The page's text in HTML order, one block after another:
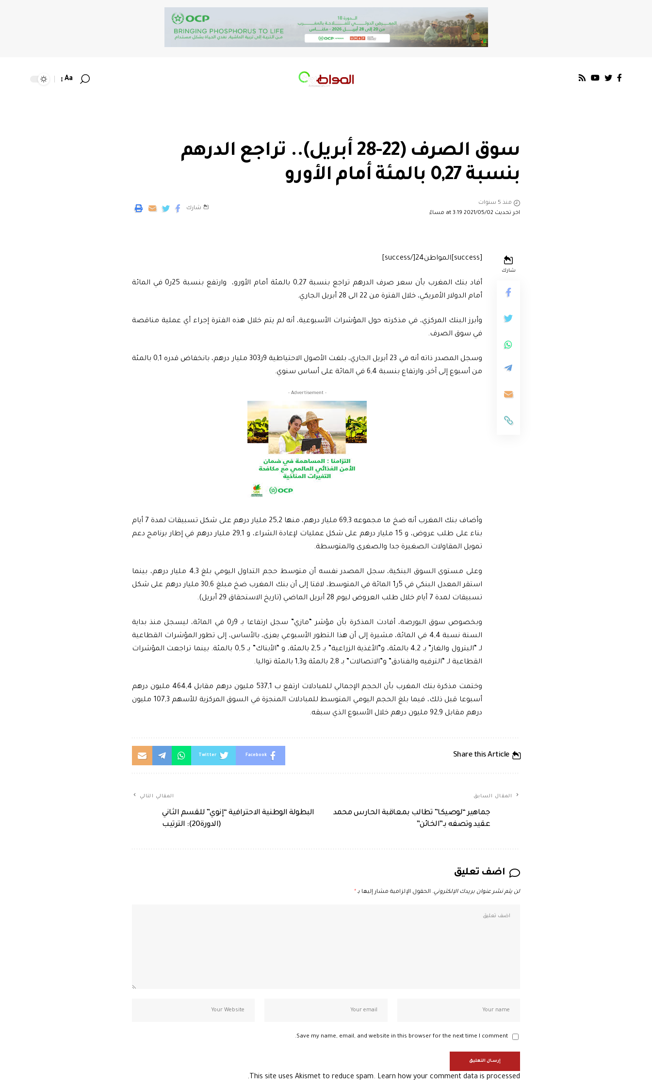
Aa
سوق الصرف (22-28 أبريل).. تراجع الدرهم
بنسبة 0,27 بالمئة أمام الأورو
اخر تحديث 2021/05/02 at 3:19 مساءً
منذ 5 سنوات
شارك
شارك
[success]المواطن24[/success]
أفاد بنك المغرب بأن سعر صرف الدرهم تراجع بنسبة 0,27 بالمئة أمام الأورو، وارتفع بنسبة 25ر0 في المائة
أمام الدولار الأمريكي، خلال الفترة من 22 الى 28 أبريل الجاري.
وأبرز البنك المركزي، في مذكرته حول المؤشرات الأسبوعية، أنه لم يتم خلال هذه الفترة إجراء أي عملية مناقصة
في سوق الصرف.
وسجل المصدر ذاته أنه في 23 أبريل الجاري، بلغت الأصول الاحتياطية 9ر303 مليار درهم، بانخفاض قدره 0,1 بالمئة
من أسبوع إلى آخر، وارتفاع بنسبة 6,4 في المائة على أساس سنوي.
- Advertisement -
وأضاف بنك المغرب أنه ضخ ما مجموعه 69,3 مليار درهم، منها 25,2 مليار درهم على شكل تسبيقات لمدة 7 أيام
بناء على طلب عروض، و 15 مليار درهم على شكل عمليات لإعادة الشراء، و 29,1 مليار درهم في إطار برنامج دعم
تمويل المقاولات الصغيرة جدا والصغرى والمتوسطة.
وعلى مستوى السوق البنكية، سجل المصدر نفسه أن متوسط حجم التداول اليومي بلغ 4,3 مليار درهم، بينما
استقر المعدل البنكي في 5ر1 المائة في المتوسط، لافتا إلى أن بنك المغرب ضخ مبلغ 30,6 مليار درهم على شكل
تسبيقات لمدة 7 أيام خلال طلب العروض ليوم 28 أبريل الماضي (تاريخ الاستحقاق 29 أبريل).
وبخصوص سوق البورصة، أفادت المذكرة بأن مؤشر “مازي” سجل ارتفاعا بـ 9ر0 في المائة، ليسجل منذ بداية
السنة نسبة 4,4 في المائة، مشيرة إلى أن هذا التطور الأسبوعي يعزى، بالأساس، إلى تطور المؤشرات القطاعية
لـ “البترول والغاز” بـ 4,2 بالمئة، و”الأغذية الزراعية” بـ 2,5 بالمئة، و “الأبناك” بـ 0,5 بالمئة. بينما تراجعت المؤشرات
القطاعية لـ “الترفيه والفنادق” و”الاتصالات” بـ 2,8 بالمئة و1,3 بالمئة تواليا.
وختمت مذكرة بنك المغرب بأن الحجم الإجمالي للمبادلات ارتفع ب 537,1 مليون درهم مقابل 464,4 مليون درهم
أسبوعا قبل ذلك، فيما بلغ الحجم اليومي المتوسط للمبادلات المنجزة في السوق المركزية للأسهم 107,3 مليون
درهم مقابل 92,9 مليون درهم خلال الأسبوع الذي سبقه.
Share this Article
Facebook
Twitter
المقال السابق
جماهير “لوصيكا” تطالب بمعاقبة الحارس محمد
عقيد وتصفه بـ”الخائن”
المقالي التالي
البطولة الوطنية الاحترافية “إنوي” للقسم الثاني
(الدورة20): الترتيب
اضف تعليق
لن يتم نشر عنوان بريدك الإلكتروني. الحقول الإلزامية مشار إليها بـ *
Save my name, email, and website in this browser for the next time I comment.
This site uses Akismet to reduce spam. Learn how your comment data is processed.